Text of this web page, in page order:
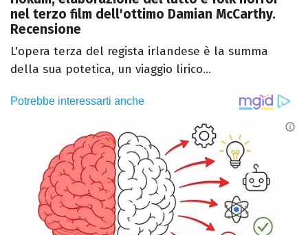
nel terzo film dell'ottimo Damian McCarthy.
Recensione
L'opera terza del regista irlandese è la summa
della sua potetica, un viaggio lirico...